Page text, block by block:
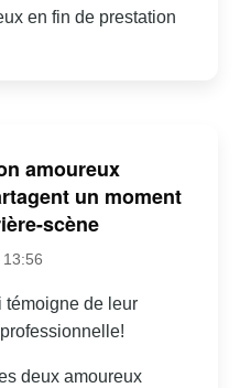
en fin de prestation
amoureux
un moment
scène
témoigne de leur
deux amoureux